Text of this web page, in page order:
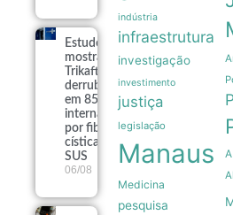
Estudo
mostra que
Trikafta
derrubou
em 85% as
internações
por fibrose
cística no
SUS
06/08
indústria
infraestrutura
investigação
investimento
justiça
legislação
Manaus
Medicina
pesquisa